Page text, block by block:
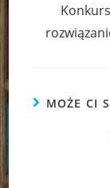
MOŻE CI